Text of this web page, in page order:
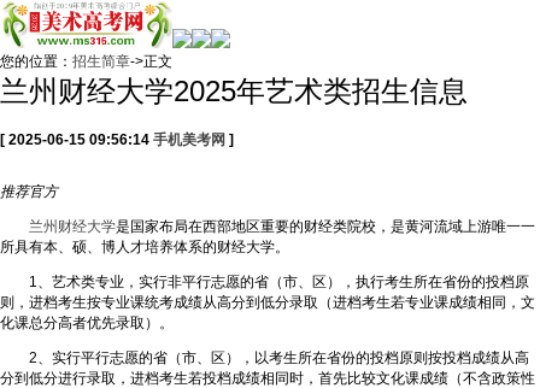
您的位置： 招生简章->正文
兰州财经大学2025年艺术类招生信息
[ 2025-06-15 09:56:14 手机美考网 ]
推荐官方
兰州财经大学是国家布局在西部地区重要的财经类院校，是黄河流域上游唯一一
所具有本、硕、博人才培养体系的财经大学。
1、艺术类专业，实行非平行志愿的省（市、区），执行考生所在省份的投档原
则，进档考生按专业课统考成绩从高分到低分录取（进档考生若专业课成绩相同，文
化课总分高者优先录取）。
2、实行平行志愿的省（市、区），以考生所在省份的投档原则按投档成绩从高
分到低分进行录取，进档考生若投档成绩相同时，首先比较文化课成绩（不含政策性